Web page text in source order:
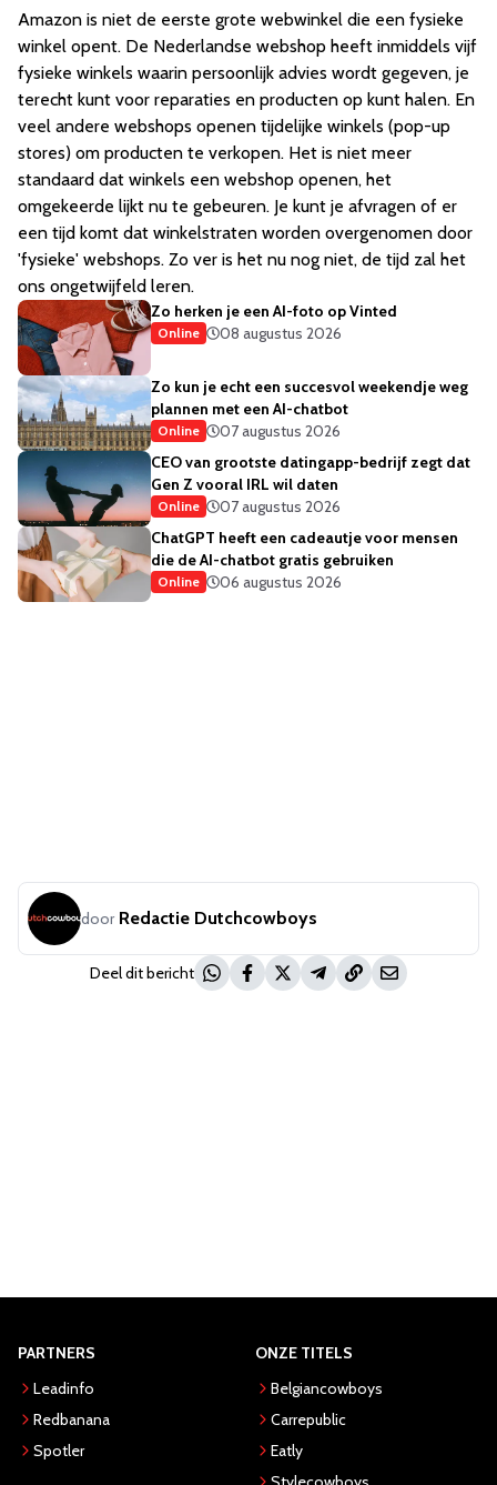
Amazon is niet de eerste grote webwinkel die een fysieke
winkel opent. De Nederlandse webshop heeft inmiddels vijf
fysieke winkels waarin persoonlijk advies wordt gegeven, je
terecht kunt voor reparaties en producten op kunt halen. En
veel andere webshops openen tijdelijke winkels (pop-up
stores) om producten te verkopen. Het is niet meer
standaard dat winkels een webshop openen, het
omgekeerde lijkt nu te gebeuren. Je kunt je afvragen of er
een tijd komt dat winkelstraten worden overgenomen door
'fysieke' webshops. Zo ver is het nu nog niet, de tijd zal het
ons ongetwijfeld leren.
Zo herken je een AI-foto op Vinted
Online 08 augustus 2026
Zo kun je echt een succesvol weekendje weg
plannen met een AI-chatbot
Online
07 augustus 2026
CEO van grootste datingapp-bedrijf zegt dat
Gen Z vooral IRL wil daten
Online
07 augustus 2026
ChatGPT heeft een cadeautje voor mensen
die de AI-chatbot gratis gebruiken
Online 06 augustus 2026
door Redactie Dutchcowboys
Deel dit bericht
PARTNERS
Leadinfo
Redbanana
Spotler
ONZE TITELS
Belgiancowboys
Carrepublic
Eatly